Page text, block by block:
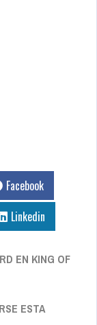
Facebook
Linkedin
EN KING OF
ESTA